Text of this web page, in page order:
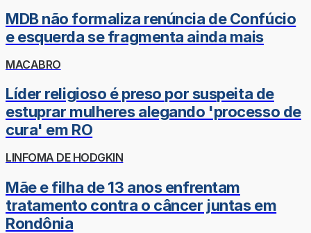
MDB não formaliza renúncia de Confúcio
e esquerda se fragmenta ainda mais
MACABRO
Líder religioso é preso por suspeita de
estuprar mulheres alegando 'processo de
cura' em RO
LINFOMA DE HODGKIN
Mãe e filha de 13 anos enfrentam
tratamento contra o câncer juntas em
Rondônia